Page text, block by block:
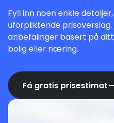
Fyll inn noen enkle
uforpliktende prisoverslag.
anbefalinger basert på
bolig eller næring.
Få gratis prisestimat